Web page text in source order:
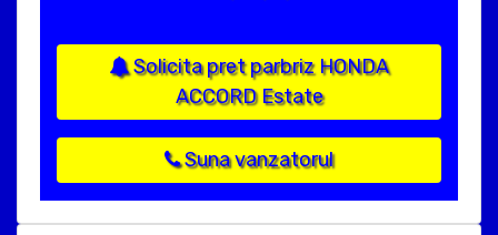
Solicita pret parbriz HONDA
ACCORD Estate
Suna vanzatorul